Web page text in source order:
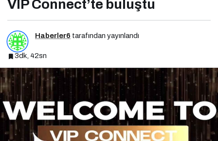
VIP Connect’te buluştu
Haberler6 tarafından yayınlandı
3dk, 42sn